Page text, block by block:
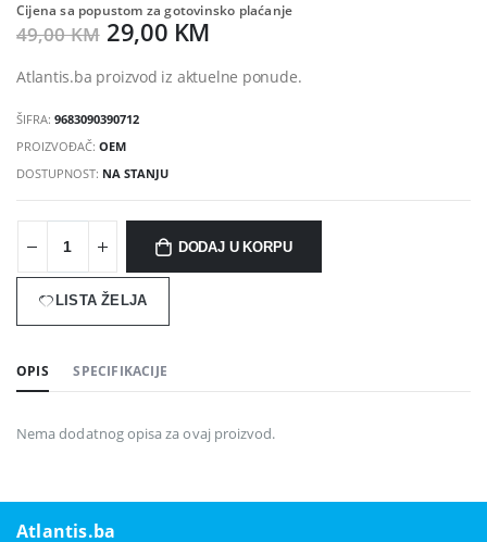
Cijena sa popustom za gotovinsko plaćanje
49,00 KM 29,00 KM
Atlantis.ba proizvod iz aktuelne ponude.
ŠIFRA:9683090390712
PROIZVOĐAČ:OEM
DOSTUPNOST: NA STANJU
DODAJ U KORPU
LISTA ŽELJA
OPIS SPECIFIKACIJE
Nema dodatnog opisa za ovaj proizvod.
Atlantis.ba